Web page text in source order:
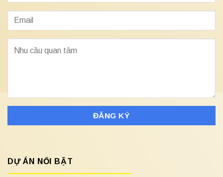
DỰ ÁN NỔI BẬT